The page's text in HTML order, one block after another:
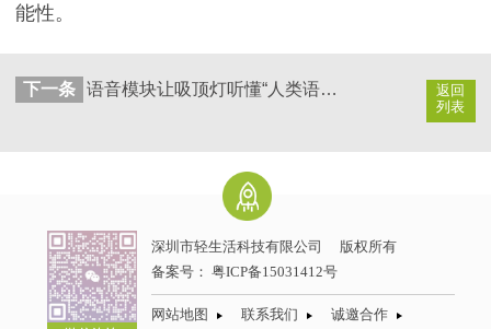
能性。
返回
列表
下一条 语音模块让吸顶灯听懂“人类语言”
深圳市轻生活科技有限公司
版权所有
备案号：粤ICP备15031412号
网站地图 联系我们 诚邀合作